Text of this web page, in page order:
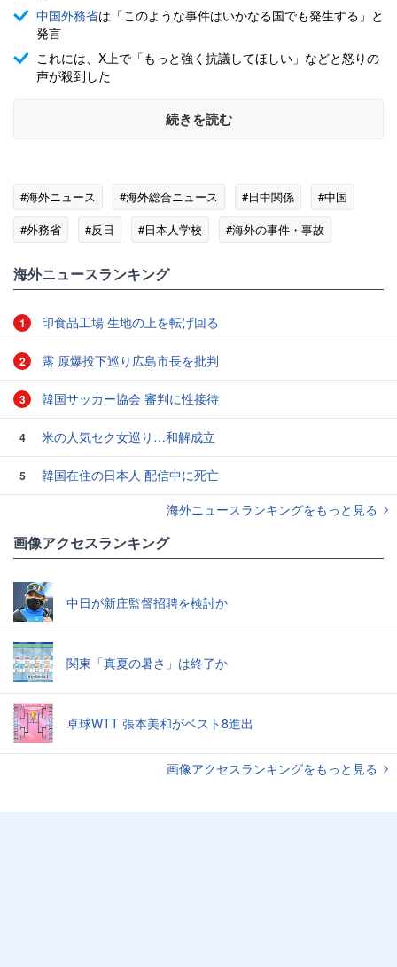
中国外務省は「このような事件はいかなる国でも発生する」と
発言
これには、X上で「もっと強く抗議してほしい」などと怒りの
声が殺到した
続きを読む
#海外ニュース #海外総合ニュース #日中関係
#中国
#外務省
#反日 #日本人学校
#海外の事件・事故
海外ニュースランキング
1 印食品工場 生地の上を転げ回る
2 露 原爆投下巡り広島市長を批判
3 韓国サッカー協会 審判に性接待
4 米の人気セク女巡り…和解成立
5
韓国在住の日本人 配信中に死亡
海外ニュースランキングをもっと見る
画像アクセスランキング
中日が新庄監督招聘を検討か
関東「真夏の暑さ」は終了か
卓球WTT 張本美和がベスト8進出
画像アクセスランキングをもっと見る